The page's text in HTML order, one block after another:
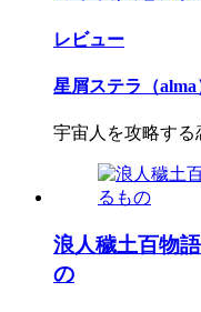
レビュー
星屑ステラ（alma
宇宙人を攻略する
浪人穢土百物
の